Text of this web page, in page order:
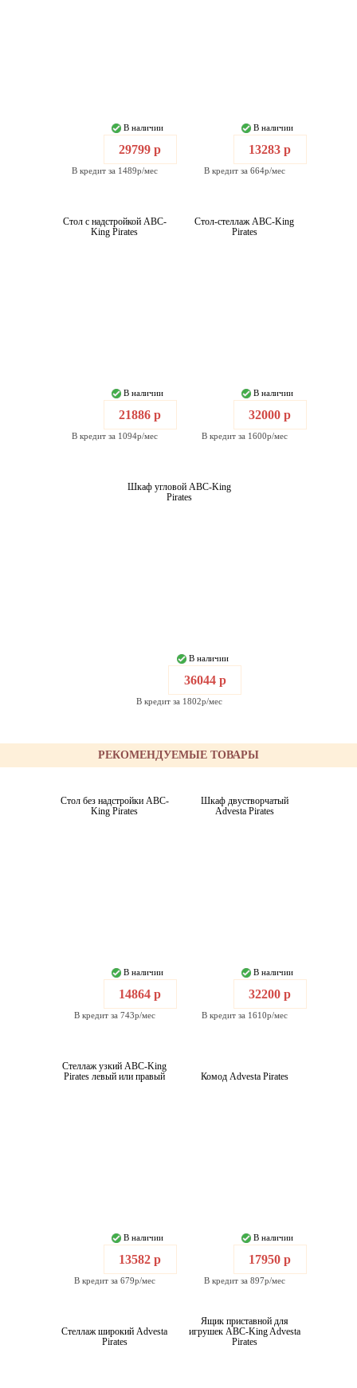
В наличии
29799 р
В кредит за 1489р/мес
В наличии
13283 р
В кредит за 664р/мес
Стол с надстройкой ABC-
King Pirates
В наличии
21886 р
В кредит за 1094р/мес
Стол-стеллаж ABC-King
Pirates
В наличии
32000 р
В кредит за 1600р/мес
Шкаф угловой ABC-King
Pirates
В наличии
36044 р
В кредит за 1802р/мес
РЕКОМЕНДУЕМЫЕ ТОВАРЫ
Стол без надстройки ABC-
King Pirates
В наличии
14864 р
В кредит за 743р/мес
Шкаф двустворчатый
Advesta Pirates
В наличии
32200 р
В кредит за 1610р/мес
Стеллаж узкий ABC-King
Pirates левый или правый
В наличии
13582 р
В кредит за 679р/мес
Комод Advesta Pirates
В наличии
17950 р
В кредит за 897р/мес
Стеллаж широкий Advesta
Pirates
Ящик приставной для
игрушек ABC-King Advesta
Pirates